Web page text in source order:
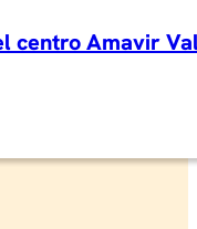
centro Amavir